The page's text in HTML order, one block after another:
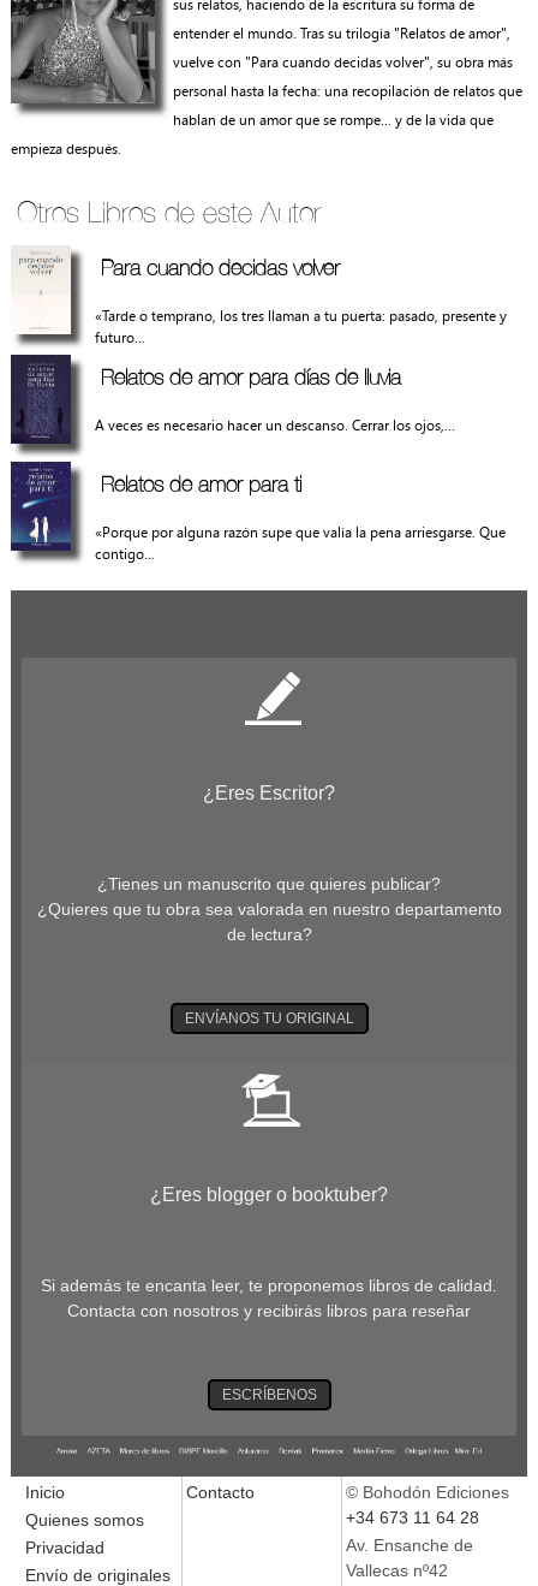
sus relatos, haciendo de la escritura su forma de
entender el mundo. Tras su trilogía "Relatos de amor",
vuelve con "Para cuando decidas volver", su obra más
personal hasta la fecha: una recopilación de relatos que
hablan de un amor que se rompe… y de la vida que
empieza después.
Otros Libros de este Autor
Para cuando decidas volver
«Tarde o temprano, los tres llaman a tu puerta: pasado, presente y
futuro...
Relatos de amor para días de lluvia
A veces es necesario hacer un descanso. Cerrar los ojos,...
Relatos de amor para ti
«Porque por alguna razón supe que valía la pena arriesgarse. Que
contigo...
¿Eres Escritor?
¿Tienes un manuscrito que quieres publicar?
¿Quieres que tu obra sea valorada en nuestro departamento
de lectura?
ENVÍANOS TU ORIGINAL
¿Eres blogger o booktuber?
Si además te encanta leer, te proponemos libros de calidad.
Contacta con nosotros y recibirás libros para reseñar
ESCRÍBENOS
Inicio
Quienes somos
Privacidad
Envío de originales
Contacto
© Bohodón Ediciones
+34 673 11 64 28
Av. Ensanche de
Vallecas nº42